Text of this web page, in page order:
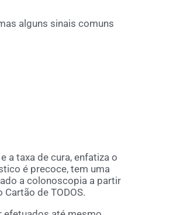
alguns sinais comuns
a taxa de cura, enfatiza o
é precoce, tem uma
a colonoscopia a partir
de TODOS.